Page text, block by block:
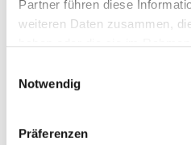
Partner führen diese
weiteren Daten zusammen,
Notwendig
Präferenzen